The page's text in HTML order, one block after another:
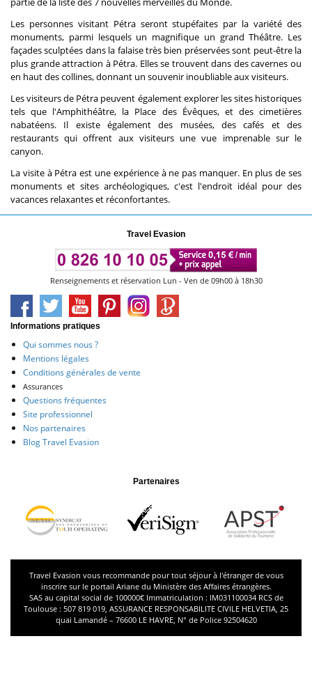
Les personnes visitant Pétra seront stupéfaites par la variété des
monuments, parmi lesquels un magnifique un grand Théâtre. Les
façades sculptées dans la falaise très bien préservées sont peut-être la
plus grande attraction à Pétra. Elles se trouvent dans des cavernes ou
en haut des collines, donnant un souvenir inoubliable aux visiteurs.
Les visiteurs de Pétra peuvent également explorer les sites historiques
tels que l'Amphithéâtre, la Place des Évêques, et des cimetières
nabatéens. Il existe également des musées, des cafés et des
restaurants qui offrent aux visiteurs une vue imprenable sur le
canyon.
La visite à Pétra est une expérience à ne pas manquer. En plus de ses
monuments et sites archéologiques, c'est l'endroit idéal pour des
vacances relaxantes et réconfortantes.
Travel Evasion
Renseignements et réservation Lun - Ven de 09h00 à 18h30
Informations pratiques
Qui sommes nous ?
Mentions légales
Conditions générales de vente
Assurances
Questions fréquentes
Site professionnel
Nos partenaires
Blog Travel Evasion
Partenaires
Travel Evasion vous recommande pour tout séjour à l'étranger de vous
inscrire sur le portail Arianedu Ministère des Affaires étrangères.
SAS au capital social de 100000€ Immatriculation : IM031100034 RCS de
Toulouse : 507 819 019, ASSURANCE RESPONSABILITE CIVILE HELVETIA, 25
quai Lamandé – 76600 LE HAVRE, N° de Police 92504620